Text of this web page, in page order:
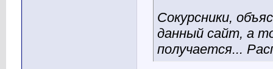
Сокурсники,
данный сайт, а
получается...